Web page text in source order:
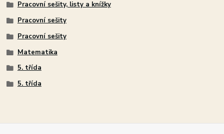
Pracovní sešity, listy a knížky
Pracovní sešity
Pracovní sešity
Matematika
5. třída
5. třída